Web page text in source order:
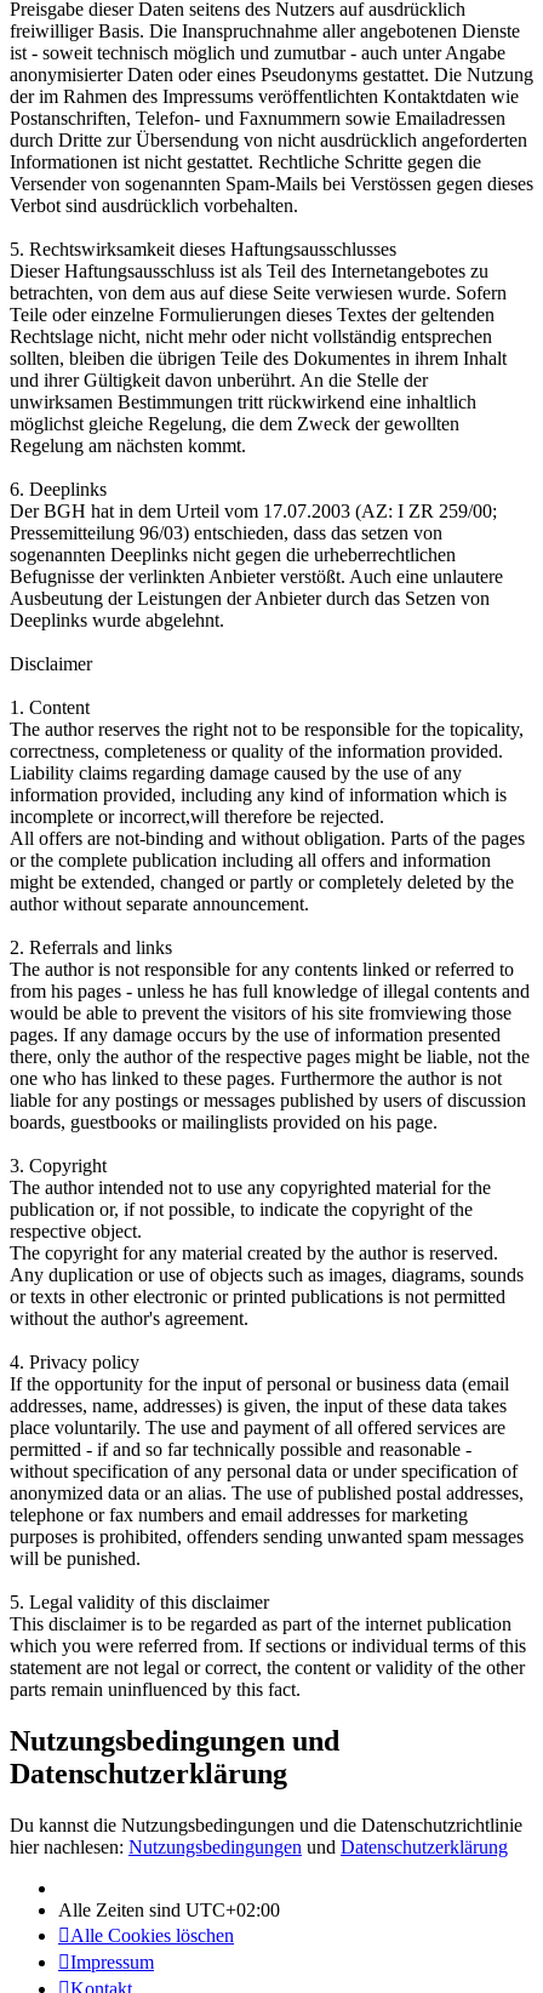
Preisgabe dieser Daten seitens des Nutzers auf ausdrücklich
freiwilliger Basis. Die Inanspruchnahme aller angebotenen Dienste
ist - soweit technisch möglich und zumutbar - auch unter Angabe
anonymisierter Daten oder eines Pseudonyms gestattet. Die Nutzung
der im Rahmen des Impressums veröffentlichten Kontaktdaten wie
Postanschriften, Telefon- und Faxnummern sowie Emailadressen
durch Dritte zur Übersendung von nicht ausdrücklich angeforderten
Informationen ist nicht gestattet. Rechtliche Schritte gegen die
Versender von sogenannten Spam-Mails bei Verstössen gegen dieses
Verbot sind ausdrücklich vorbehalten.
5. Rechtswirksamkeit dieses Haftungsausschlusses
Dieser Haftungsausschluss ist als Teil des Internetangebotes zu
betrachten, von dem aus auf diese Seite verwiesen wurde. Sofern
Teile oder einzelne Formulierungen dieses Textes der geltenden
Rechtslage nicht, nicht mehr oder nicht vollständig entsprechen
sollten, bleiben die übrigen Teile des Dokumentes in ihrem Inhalt
und ihrer Gültigkeit davon unberührt. An die Stelle der
unwirksamen Bestimmungen tritt rückwirkend eine inhaltlich
möglichst gleiche Regelung, die dem Zweck der gewollten
Regelung am nächsten kommt.
6. Deeplinks
Der BGH hat in dem Urteil vom 17.07.2003 (AZ: I ZR 259/00;
Pressemitteilung 96/03) entschieden, dass das setzen von
sogenannten Deeplinks nicht gegen die urheberrechtlichen
Befugnisse der verlinkten Anbieter verstößt. Auch eine unlautere
Ausbeutung der Leistungen der Anbieter durch das Setzen von
Deeplinks wurde abgelehnt.
Disclaimer
1. Content
The author reserves the right not to be responsible for the topicality,
correctness, completeness or quality of the information provided.
Liability claims regarding damage caused by the use of any
information provided, including any kind of information which is
incomplete or incorrect,will therefore be rejected.
All offers are not-binding and without obligation. Parts of the pages
or the complete publication including all offers and information
might be extended, changed or partly or completely deleted by the
author without separate announcement.
2. Referrals and links
The author is not responsible for any contents linked or referred to
from his pages - unless he has full knowledge of illegal contents and
would be able to prevent the visitors of his site fromviewing those
pages. If any damage occurs by the use of information presented
there, only the author of the respective pages might be liable, not the
one who has linked to these pages. Furthermore the author is not
liable for any postings or messages published by users of discussion
boards, guestbooks or mailinglists provided on his page.
3. Copyright
The author intended not to use any copyrighted material for the
publication or, if not possible, to indicate the copyright of the
respective object.
The copyright for any material created by the author is reserved.
Any duplication or use of objects such as images, diagrams, sounds
or texts in other electronic or printed publications is not permitted
without the author's agreement.
4. Privacy policy
If the opportunity for the input of personal or business data (email
addresses, name, addresses) is given, the input of these data takes
place voluntarily. The use and payment of all offered services are
permitted - if and so far technically possible and reasonable -
without specification of any personal data or under specification of
anonymized data or an alias. The use of published postal addresses,
telephone or fax numbers and email addresses for marketing
purposes is prohibited, offenders sending unwanted spam messages
will be punished.
5. Legal validity of this disclaimer
This disclaimer is to be regarded as part of the internet publication
which you were referred from. If sections or individual terms of this
statement are not legal or correct, the content or validity of the other
parts remain uninfluenced by this fact.
Nutzungsbedingungen und
Datenschutzerklärung
Du kannst die Nutzungsbedingungen und die Datenschutzrichtlinie
hier nachlesen: Nutzungsbedingungen und Datenschutzerklärung
Alle Zeiten sind UTC+02:00
Alle Cookies löschen
Impressum
Kontakt